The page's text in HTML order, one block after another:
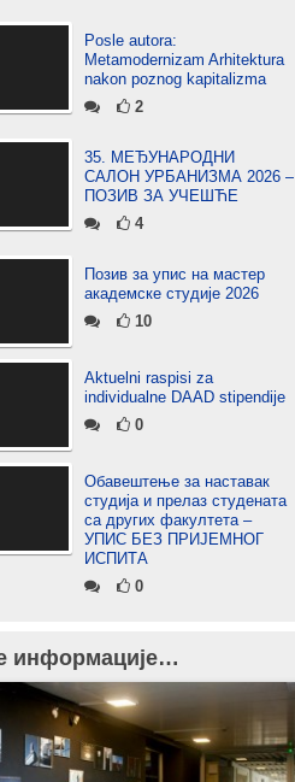
Posle autora:
Metamodernizam Arhitektura
nakon poznog kapitalizma
2
35. МЕЂУНАРОДНИ
САЛОН УРБАНИЗМА 2026 –
ПОЗИВ ЗА УЧЕШЋЕ
4
Позив за упис на мастер
академске студије 2026
10
Aktuelni raspisi za
individualne DAAD stipendije
0
Обавештење за наставак
студија и прелаз студената
са других факултета –
УПИС БЕЗ ПРИЈЕМНОГ
ИСПИТА
0
информације…